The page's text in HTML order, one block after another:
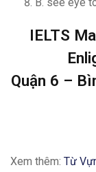
IELTS
Quận 6 –
Xem thêm: Từ